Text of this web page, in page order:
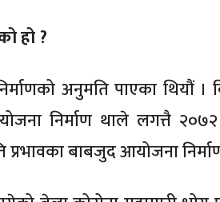
हो ?
अनुमति पाएका थियौं ।
निर्माण थाले लगत्तै
प्रभावका बाबजुद आयोजना